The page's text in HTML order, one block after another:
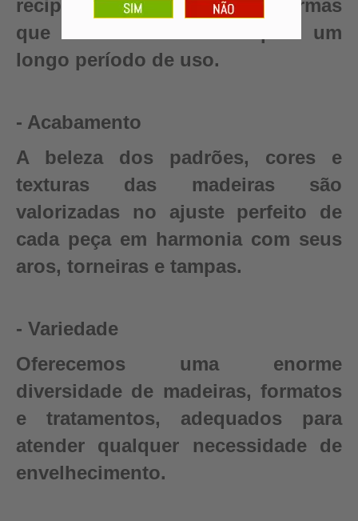
recipientes para garantir reformas
que renovam seu barril para um
longo período de uso.
- Acabamento
A beleza dos padrões, cores e
texturas das madeiras são
valorizadas no ajuste perfeito de
cada peça em harmonia com seus
aros, torneiras e tampas.
- Variedade
Oferecemos uma enorme
diversidade de madeiras, formatos
e tratamentos, adequados para
atender qualquer necessidade de
envelhecimento.